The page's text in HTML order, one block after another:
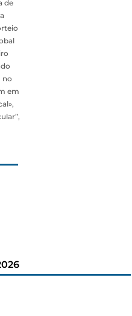
de
no
em